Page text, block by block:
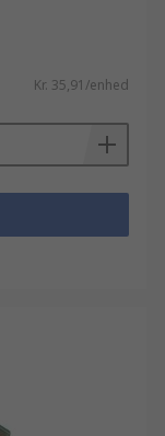
Kr. 35,91/enhed